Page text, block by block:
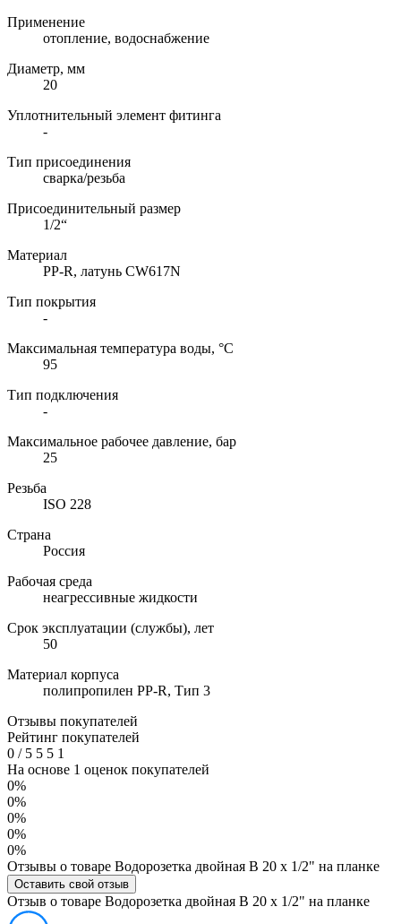
Применение
отопление, водоснабжение
Диаметр, мм
20
Уплотнительный элемент фитинга
-
Тип присоединения
сварка/резьба
Присоединительный размер
1/2“
Материал
PP-R, латунь CW617N
Тип покрытия
-
Максимальная температура воды, °C
95
Тип подключения
-
Максимальное рабочее давление, бар
25
Резьба
ISO 228
Страна
Россия
Рабочая среда
неагрессивные жидкости
Срок эксплуатации (службы), лет
50
Материал корпуса
полипропилен PP-R, Тип 3
Отзывы покупателей
Рейтинг покупателей
0 /5 5 5 1
На основе 1 оценок покупателей
0%
0%
0%
0%
0%
Отзывы о товаре Водорозетка двойная В 20 х 1/2" на планке
Оставить свой отзыв
Отзыв о товаре Водорозетка двойная В 20 х 1/2" на планке